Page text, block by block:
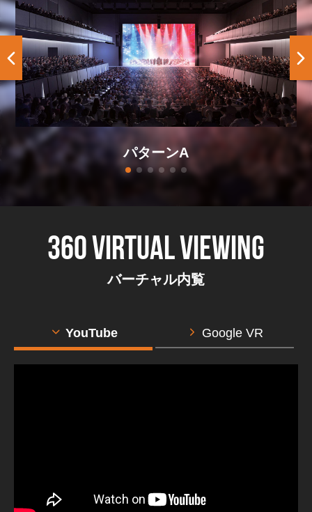
パターンA
360 virtual Viewing
バーチャル内覧
YouTube Google VR